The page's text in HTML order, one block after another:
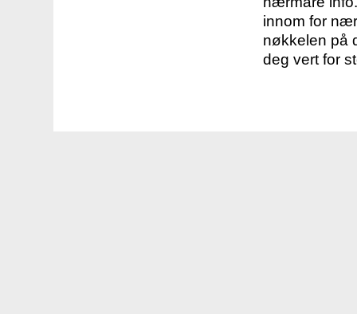
innom for
nøkkelen på
deg vert for